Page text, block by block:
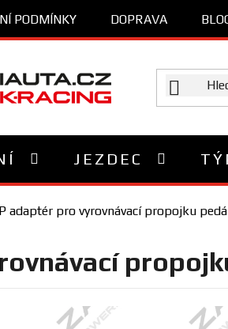
PODMÍNKY DOPRAVA
JEZDEC
adaptér pro vyrovnávací propojku